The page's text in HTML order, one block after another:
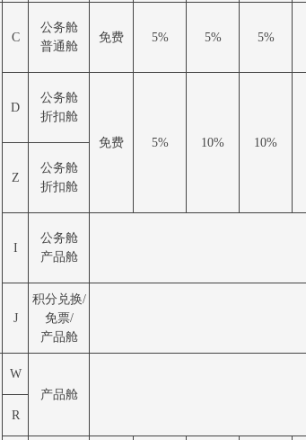
C
公务舱
普通舱
免费 5% 5% 5%
D
公务舱
折扣舱
免费
5% 10% 10%
Z
公务舱
折扣舱
I
公务舱
产品舱
J
积分兑换/
免票/
产品舱
W
产品舱
R